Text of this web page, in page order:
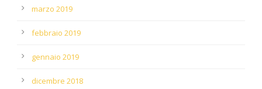
marzo 2019
febbraio 2019
gennaio 2019
dicembre 2018